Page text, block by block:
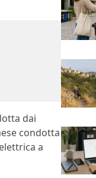
dai
condotta
a